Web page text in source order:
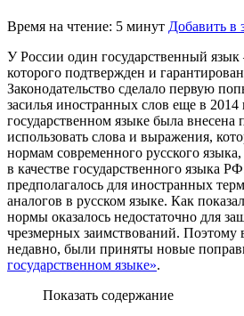
Время на чтение: 5 минут Добавить в
У России один государственный язык
которого подтвержден и
Законодательство сделало первую
засилья иностранных слов еще в 2014
государственном языке была
использовать слова и выражения,
нормам современного русского
в качестве государственного языка
предполагалось для иностранных
аналогов в русском языке. Как
нормы оказалось недостаточно для
чрезмерных заимствований. Поэтому
недавно, были приняты новые
государственном языке».
Показать содержание